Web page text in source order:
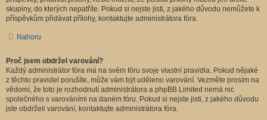
skupiny, do kterých nepatříte. Pokud si nejste jisti, z jakého důvodu nemůžete k
příspěvkům přidávat přílohy, kontaktujte administrátora fóra.
Nahoru
Proč jsem obdržel varování?
Každý administrátor fóra má na svém fóru svoje vlastní pravidla. Pokud nějaké
z těchto pravidel porušíte, může vám být uděleno varování. Vezměte prosím na
vědomí, že toto je rozhodnutí administrátora a phpBB Limited nemá nic
společného s varováními na daném fóru. Pokud si nejste jisti, z jakého důvodu
jste obdrželi varování, kontaktujte administrátora fóra.